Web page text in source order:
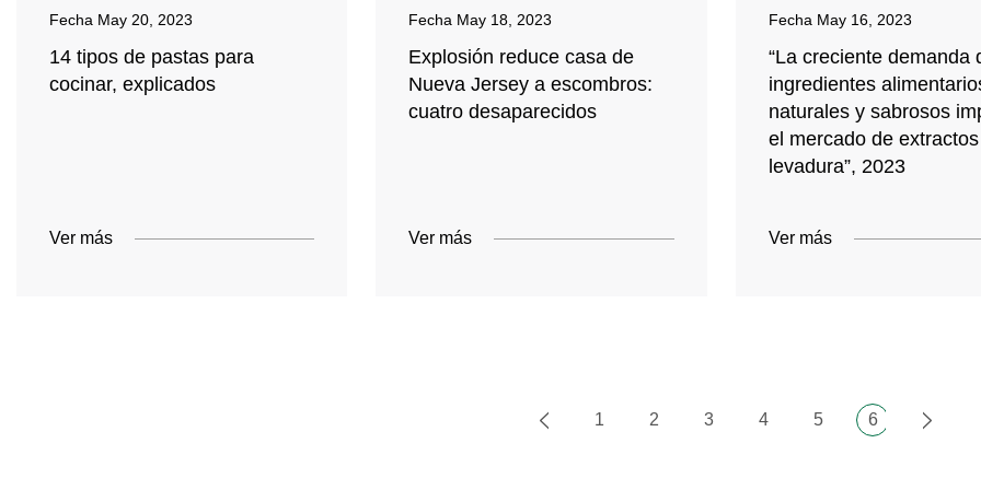
Fecha May 20, 2023
14 tipos de pastas para
cocinar, explicados
Ver más
Fecha May 18, 2023
Explosión reduce casa de
Nueva Jersey a escombros:
cuatro desaparecidos
Ver más
Fecha May 16, 2023
“La creciente demanda
ingredientes
naturales y sabrosos
el mercado de
levadura”, 2023
Ver más
1 2 3 4 5 6